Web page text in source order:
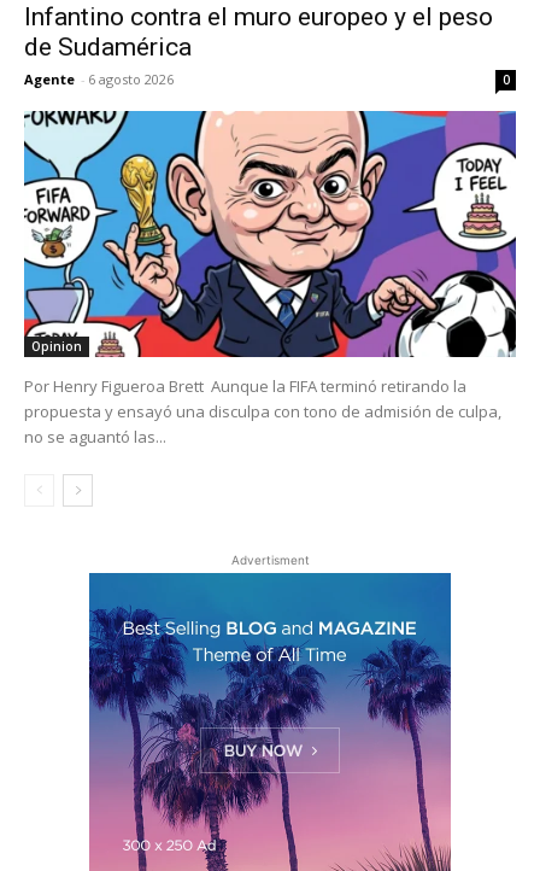
Infantino contra el muro europeo y el peso
de Sudamérica
Agente - 6 agosto 2026 0
Opinion
Por Henry Figueroa Brett Aunque la FIFA terminó retirando la
propuesta y ensayó una disculpa con tono de admisión de culpa,
no se aguantó las...
Advertisment